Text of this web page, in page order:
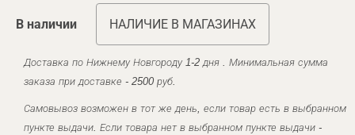
В наличии НАЛИЧИЕ В МАГАЗИНАХ
Доставка по Нижнему Новгороду 1-2 дня . Минимальная сумма
заказа при доставке - 2500 руб.
Самовывоз возможен в тот же день, если товар есть в выбранном
пункте выдачи. Если товара нет в выбранном пункте выдачи -